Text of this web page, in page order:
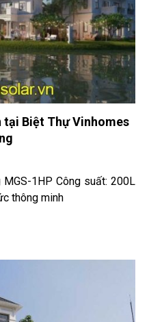
tại Biệt Thự Vinhomes
MGS-1HP Công suất: 200L
thông minh